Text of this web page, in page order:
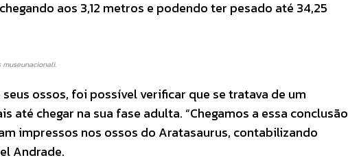
aos 3,12 metros e podendo ter pesado até 34,25
ossos, foi possível verificar que se tratava de um
até chegar na sua fase adulta. “Chegamos a essa conclusão
impressos nos ossos do Aratasaurus, contabilizando
Andrade.